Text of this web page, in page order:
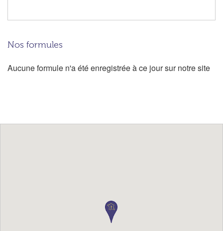
Nos formules
Aucune formule n'a été enregistrée à ce jour sur notre site